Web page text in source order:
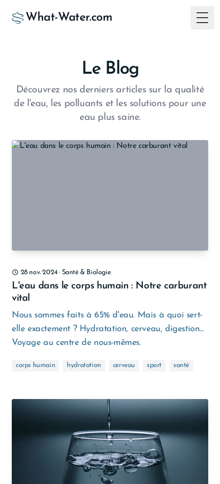
What-Water.com
Le Blog
Découvrez nos derniers articles sur la qualité
de l'eau, les polluants et les solutions pour une
eau plus saine.
28 nov. 2024· Santé & Biologie
L'eau dans le corps humain : Notre carburant
vital
Nous sommes faits à 65% d'eau. Mais à quoi sert-
elle exactement ? Hydratation, cerveau, digestion...
Voyage au centre de nous-mêmes.
corps humain hydratation cerveau sport santé